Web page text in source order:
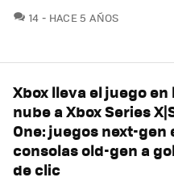
14 COMENTARIOS
HACE 5 AÑOS
Xbox lleva el juego en
nube a Xbox Series
One: juegos next-gen
consolas old-gen a
de clic